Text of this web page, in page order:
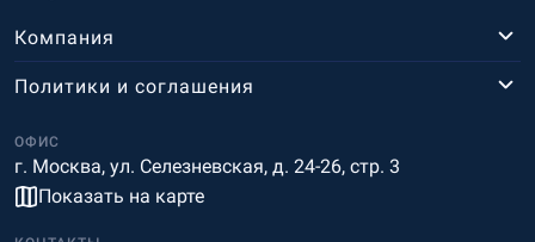
Компания
ОФИС
г. Москва, ул. Селезневская, д. 24-26, стр. 3
Показать на карте
Политики и соглашения